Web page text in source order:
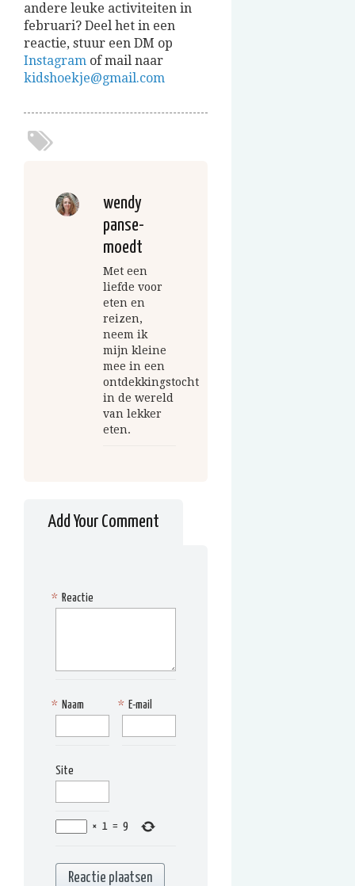
andere leuke activiteiten in
februari? Deel het in een
reactie, stuur een DM op
Instagram of mail naar
kidshoekje@gmail.com
wendy
panse-
moedt
Met een
liefde voor
eten en
reizen,
neem ik
mijn kleine
mee in een
ontdekkingstocht
in de wereld
van lekker
eten.
Add Your Comment
Reactie
*
Naam
* E-mail
*
Site
× 1 = 9